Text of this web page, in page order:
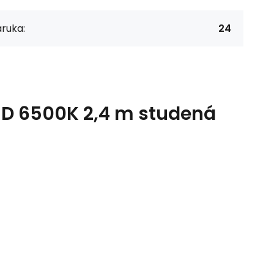
24
6500K 2,4 m studená